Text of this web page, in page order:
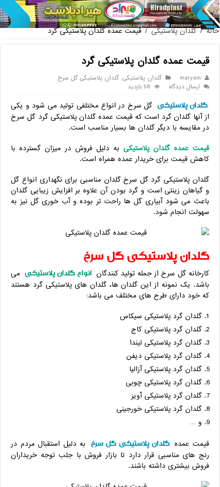
پخش عمده صندلی پلاستیکی دسته
خانه / گلدان پلاستیکی / قیمت عمده گلدان پلاستیکی گرد
قیمت عمده گلدان پلاستیکی گرد
maryam گلدان پلاستیکی,گلدان پلاستیکی گل سرخ
ارسال دیدگاه
98 بازدید
گلدان پلاستیکی گل سرخ در انواع مختلفی تولید می شود و یکی
از آنها گلدان گرد است که قیمت عمده گلدان پلاستیکی گرد گل سرخ
در مقایسه با دیگر گلدان ها بسیار مناسب است.
قیمت عمده گلدان پلاستیکی به دلیل فروش در میزان گسترده با
کاهش قیمت برای خریدار عمده همراه است.
گلدان پلاستیکی گرد گل سرخ گلدان مناسبی برای نگهداری انواع گل
و گیاهان زینتی است و گرد بودن آن علاوه بر افزایش زیبایی گلدان
باعث می شود آبیاری گل ها راحت تر بوده و آب خوری گل نیز به
سهولت انجام شود.
گلدان پلاستیکی گل سرخ
کارخانه گل سرخ از جمله تولید کنندگان انواع گلدان پلاستیکی می
باشد. یک نمونه از این گلدان ها، گلدان های پلاستیکی گرد هستند
که خود دارای طرح های مختلف می باشد:
گلدان گرد پلاستیکی سیکاس
گلدان گرد پلاستیکی کاج
گلدان گرد پلاستیکی لیندا
گلدان گرد پلاستیکی دیفن
گلدان گرد پلاستیکی آزالیا
گلدان گرد پلاستیکی چوبی
گلدان گرد پلاستیکی آویز
گلدان گرد پلاستیکی خورجینی
و …
قیمت عمده گلدان پلاستیکی گل سرخ به دلیل استقبال مردم در
رنج های مناسبی قرار دارد تا بازار فروش با جلب توجه خریداران
فروش بیشتری داشته باشند.